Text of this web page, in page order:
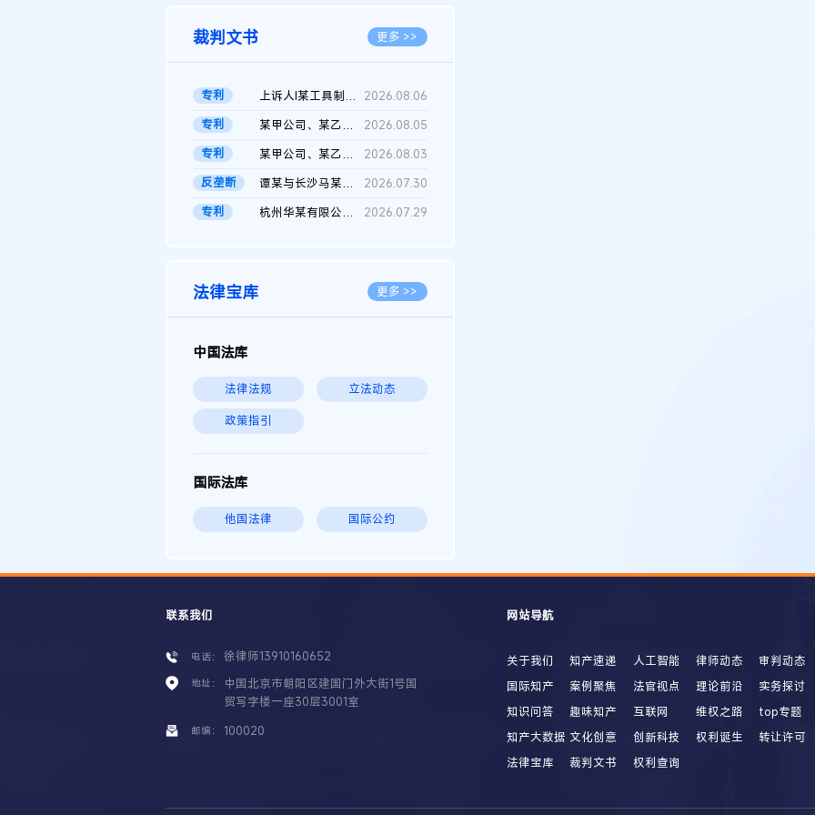
裁判文书 更多 >>
专利 上诉人I某工具制品有限公司与被上诉人程某及一审被告中华人民共和...
2026.08.06
专利
某甲公司、某乙公司、某丙公司申请诉前行为保全复议裁定书
2026.08.05
专利
某甲公司、某乙公司、官某与某丙公司专利申请权权属纠纷 二审判决...
2026.08.03
反垄断
谭某与长沙马某堆农产品股份有限公司滥用市场支配地位纠纷二审裁...
2026.07.30
专利
杭州华某有限公司与菲某有限公司侵害发明专利权纠纷 2026.07.29
法律宝库 更多 >>
中国法库
法律法规 立法动态
政策指引
国际法库
他国法律 国际公约
联系我们
电话： 徐律师13910160652
地址：
中国北京市朝阳区建国门外大街1号国
贸写字楼一座30层3001室
邮编： 100020
网站导航
关于我们 知产速递 人工智能 律师动态
审判动态
国际知产
案例聚焦 法官视点 理论前沿
实务探讨
知识问答
趣味知产 互联网 维权之路
top专题
知产大数据 文化创意 创新科技 权利诞生
转让许可
法律宝库
裁判文书 权利查询